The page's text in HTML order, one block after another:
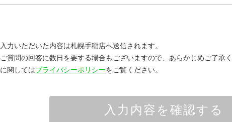
入力いただいた内容は札幌手稲店へ送信されます。
ご質問の回答に数日を要する場合もございますので、あらかじめご了承く
に関してはプライバシーポリシーをご覧ください。
入力内容を確認する